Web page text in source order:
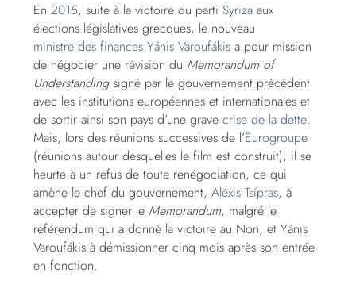
En2015, suite à la victoire du parti Syriza aux
élections législatives grecques, le nouveau
ministre des finances Yánis Varoufákis a pour mission
de négocier une révision du Memorandum of
Understandingsigné par le gouvernement précédent
avec les institutions européennes et internationales et
de sortir ainsi son pays d’une gravecrise de la dette.
Mais, lors des réunions successives de l’Eurogroupe
(réunions autour desquelles le film est construit), il se
heurte à un refus de toute renégociation, ce qui
amène le chef du gouvernement,Aléxis Tsípras, à
accepter de signer le Memorandum, malgré le
référendum qui a donné la victoire au Non, et Yánis
Varoufákis à démissionner cinq mois après son entrée
en fonction.